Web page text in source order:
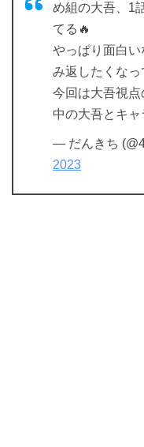
め組の大吾、1
てる🔥
やっぱり面白
み返したくなっ
今回は大吾視
中の大吾とキ
— だんきち
2023